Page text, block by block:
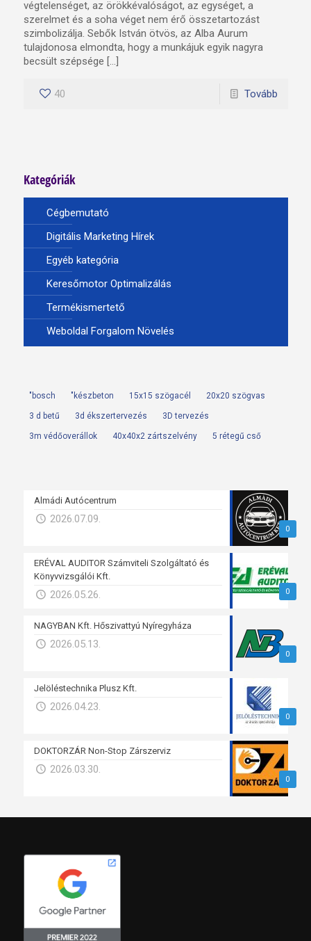
végtelenséget, az örökkévalóságot, az egységet, a
szerelmet és a soha véget nem érő összetartozást
szimbolizálja. Sebők István ötvös, az Alba Aurum
tulajdonosa elmondta, hogy a munkájuk egyik nagyra
becsült szépsége […]
40 Tovább
Kategóriák
Cégbemutató
Digitális Marketing Hírek
Egyéb kategória
Keresőmotor Optimalizálás
Termékismertető
Weboldal Forgalom Növelés
"bosch "készbeton 15x15 szögacél 20x20 szögvas
3 d betű 3d ékszertervezés 3D tervezés
3m védőoverállok 40x40x2 zártszelvény 5 rétegű cső
0
Almádi Autócentrum
2026.07.09.
0
ERÉVAL AUDITOR Számviteli Szolgáltató és
Könyvvizsgálói Kft.
2026.05.26.
0
NAGYBAN Kft. Hőszivattyú Nyíregyháza
2026.05.13.
0
Jelöléstechnika Plusz Kft.
2026.04.23.
0
DOKTORZÁR Non-Stop Zárszerviz
2026.03.30.